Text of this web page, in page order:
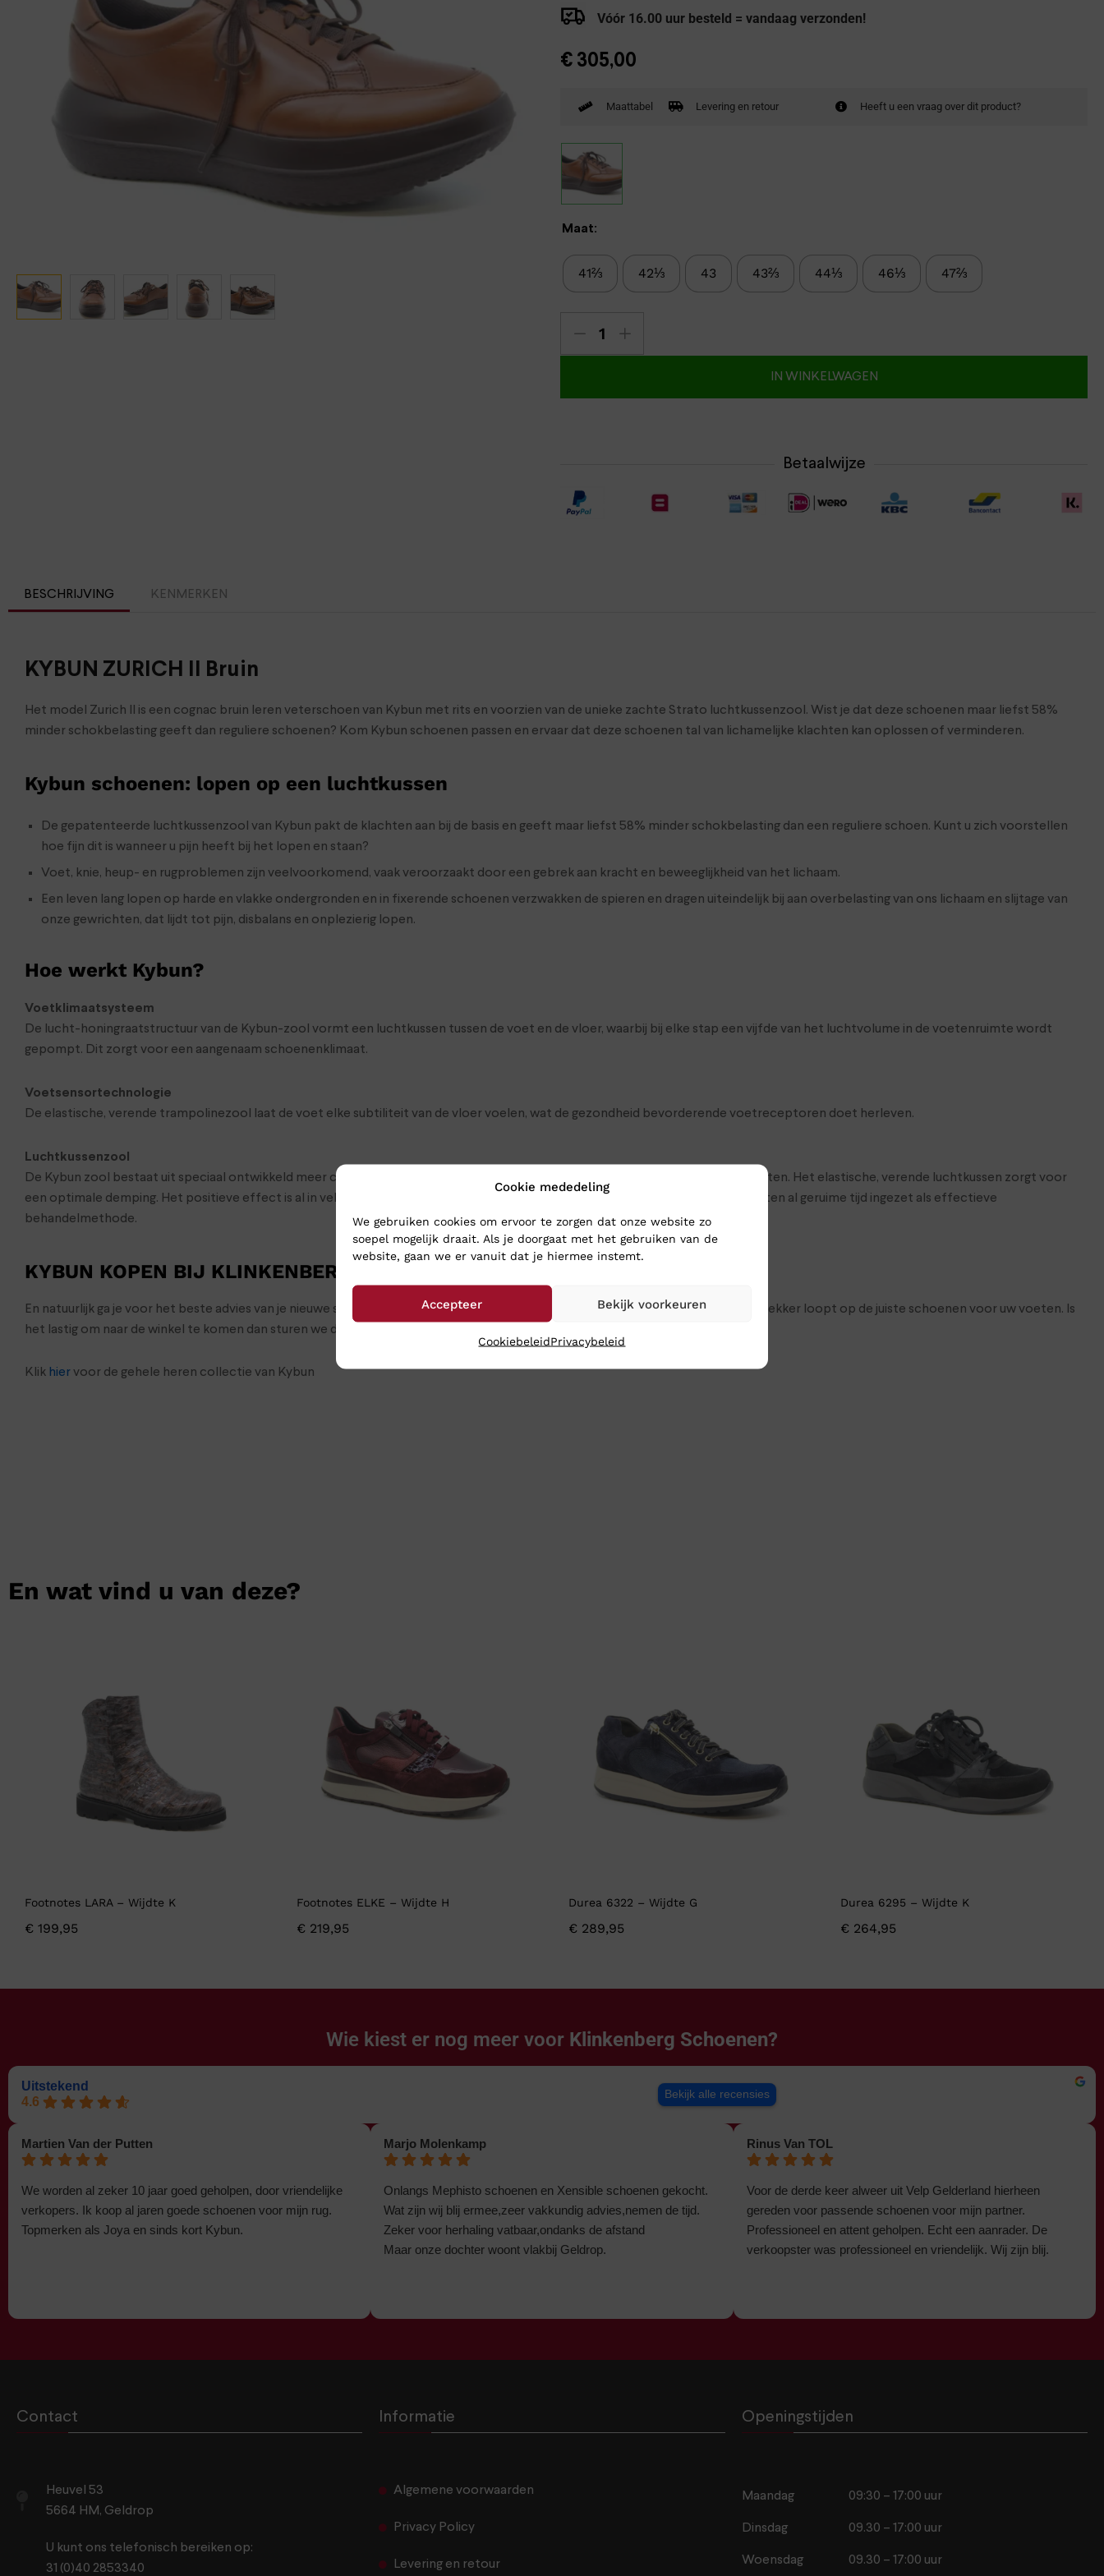
Cookie mededeling
We gebruiken cookies om ervoor te zorgen dat onze website zo
soepel mogelijk draait. Als je doorgaat met het gebruiken van de
website, gaan we er vanuit dat je hiermee instemt.
Accepteer Bekijk voorkeuren
CookiebeleidPrivacybeleid
Pantoffels
Verbandschoenen (externe website)
Meindl
Vóór 16.00 uur besteld = vandaag verzonden!
€ 305,00
Maattabel Levering en retour Heeft u een vraag over dit product?
Maat:
41⅔ 42⅓ 43 43⅔ 44⅓ 46⅓ 47⅔
IN WINKELWAGEN
Betaalwijze
BESCHRIJVING KENMERKEN
KYBUN ZURICH II Bruin
Het model Zurich II is een cognac bruin leren veterschoen van Kybun met rits en voorzien van de unieke zachte Strato luchtkussenzool. Wist je dat deze schoenen maar liefst 58%
minder schokbelasting geeft dan reguliere schoenen? Kom Kybun schoenen passen en ervaar dat deze schoenen tal van lichamelijke klachten kan oplossen of verminderen.
Kybun schoenen: lopen op een luchtkussen
De gepatenteerde luchtkussenzool van Kybun pakt de klachten aan bij de basis en geeft maar liefst 58% minder schokbelasting dan een reguliere schoen. Kunt u zich voorstellen
hoe fijn dit is wanneer u pijn heeft bij het lopen en staan?
Voet, knie, heup- en rugproblemen zijn veelvoorkomend, vaak veroorzaakt door een gebrek aan kracht en beweeglijkheid van het lichaam.
Een leven lang lopen op harde en vlakke ondergronden en in fixerende schoenen verzwakken de spieren en dragen uiteindelijk bij aan overbelasting van ons lichaam en slijtage van
onze gewrichten, dat lijdt tot pijn, disbalans en onplezierig lopen.
Hoe werkt Kybun?
Voetklimaatsysteem
De lucht-honingraatstructuur van de Kybun-zool vormt een luchtkussen tussen de voet en de vloer, waarbij bij elke stap een vijfde van het luchtvolume in de voetenruimte wordt
gepompt. Dit zorgt voor een aangenaam schoenenklimaat.
Voetsensortechnologie
De elastische, verende trampolinezool laat de voet elke subtiliteit van de vloer voelen, wat de gezondheid bevorderende voetreceptoren doet herleven.
Luchtkussenzool
De Kybun zool bestaat uit speciaal ontwikkeld meer componenten polyurethaan (PU), waarin miljoenen luchtbellen zijn opgesloten. Het elastische, verende luchtkussen zorgt voor
een optimale demping. Het positieve effect is al in vele studies onderzocht. Daarnaast wordt Kybun door diverse fysiotherapeuten al geruime tijd ingezet als effectieve
behandelmethode.
KYBUN KOPEN BIJ KLINKENBERG SCHOENEN
En natuurlijk ga je voor het beste advies van je nieuwe schoenen naar Klinkenberg Schoenen in Geldrop. Dan weet je zeker dat je lekker loopt op de juiste schoenen voor uw voeten. Is
het lastig om naar de winkel te komen dan sturen we de schoenen toch gewoon naar je op: bestel ze online in onze webshop.
Klik hiervoor de gehele heren collectie van Kybun
En wat vind u van deze?
Footnotes LARA – Wijdte K
€ 199,95
Footnotes ELKE – Wijdte H
€ 219,95
Durea 6322 – Wijdte G
€ 289,95
Durea 6295 – Wijdte K
€ 264,95
Wie kiest er nog meer voor Klinkenberg Schoenen?
Uitstekend
4.6
Bekijk alle recensies
Martien Van der Putten
We worden al zeker 10 jaar goed geholpen, door vriendelijke
verkopers. Ik koop al jaren goede schoenen voor mijn rug.
Topmerken als Joya en sinds kort Kybun.
Marjo Molenkamp
Onlangs Mephisto schoenen en Xensible schoenen gekocht.
Wat zijn wij blij ermee,zeer vakkundig advies,nemen de tijd.
Zeker voor herhaling vatbaar,ondanks de afstand
Maar onze dochter woont vlakbij Geldrop.
Rinus Van TOL
Voor de derde keer alweer uit Velp Gelderland hierheen
gereden voor passende schoenen voor mijn partner.
Professioneel en attent geholpen. Echt een aanrader. De
verkoopster was professioneel en vriendelijk. Wij zijn blij.
Contact
Heuvel 53
5664 HM, Geldrop
U kunt ons telefonisch bereiken op:
31 (0)40 2853340
Informatie
Algemene voorwaarden
Privacy Policy
Levering en retour
Openingstijden
Maandag 09:30 – 17:00 uur
Dinsdag 09.30 – 17:00 uur
Woensdag 09.30 – 17:00 uur